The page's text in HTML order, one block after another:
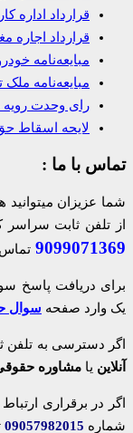
قرارداد اداره کار
قرارداد اجاره
مبایعه‌نامه
مبایعه‌نامه ملک
رای وحدت
لایحه اسقاط
تماس با ما :
از تلفن ثابت
9099071369 تماس
برای دریافت پاسخ
یک وارد صفحه سوال
اگر دسترسی به تلفن
آنلاین یا مشاوره
اگر در برقراری
شماره 09057982015